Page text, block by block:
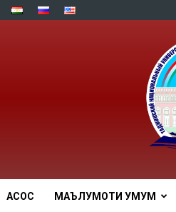
АСОСӢ МАЪЛУМОТИ УМУМӢ